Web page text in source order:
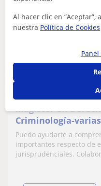
18€/
Magister en
Criminología-
D. Civil y
Docencia
Puedo ayudarte a
importantes respecto de
jurisprudenciales.
Al hacer clic en “Aceptar”,
nuestra Política de Cookies
Panel